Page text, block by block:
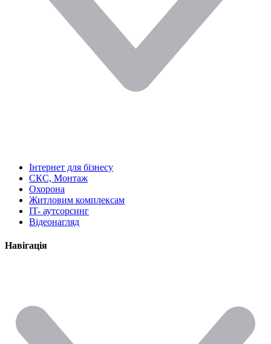
Інтернет для бізнесу
СКС, Монтаж
Охорона
Житловим комплексам
IT- аутсорсинг
Відеонагляд
Навігація